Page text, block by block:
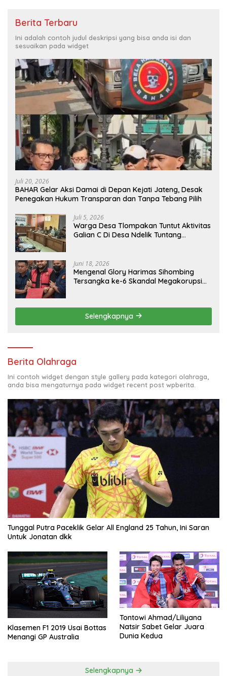
Berita Terbaru
Ini adalah contoh judul deskripsi yang bisa anda isi dan
sesuaikan pada widget
Juli 20, 2026
BAHAR Gelar Aksi Damai di Depan Kejati Jateng, Desak
Penegakan Hukum Transparan dan Tanpa Tebang Pilih
Juli 5, 2026
Warga Desa Tlompakan Tuntut Aktivitas
Galian C Di Desa Ndelik Tuntang
Juni 18, 2026
Mengenal Glory Harimas Sihombing
Tersangka ke-6 Skandal Megakorupsi
Selengkapnya
Berita Olahraga
Ini contoh widget dengan style gallery pada kategori olahraga,
anda bisa mengaturnya pada widget recent post wpberita.
Tunggal Putra Paceklik Gelar All England 25 Tahun, Ini Saran
Untuk Jonatan dkk
Klasemen F1 2019 Usai Bottas
Menangi GP Australia
Tontowi Ahmad/Liliyana
Natsir Sabet Gelar Juara
Dunia Kedua
Selengkapnya